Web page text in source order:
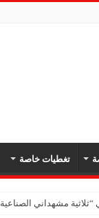
تغطيات خاصة
الصناعية 2026” بدمشق